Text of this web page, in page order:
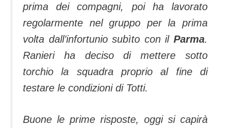
prima dei compagni, poi ha lavorato
regolarmente nel gruppo per la prima
volta dall’infortunio subìto con ilParma.
Ranieri ha deciso di mettere sotto
torchio la squadra proprio al fine di
testare le condizioni di Totti.
Buone le prime risposte, oggi si capirà